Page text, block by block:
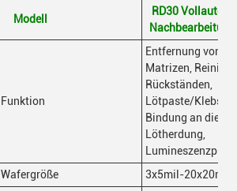
Modell
RD30
Nachbearbeitung
Funktion
Entfernung von
Matrizen,
Rückständen,
Lötpaste/
Bindung an die
Lötherdung,
Wafergröße
3x5mil-20x20mil